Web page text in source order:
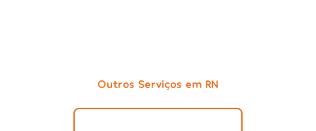
Outros Serviços em RN